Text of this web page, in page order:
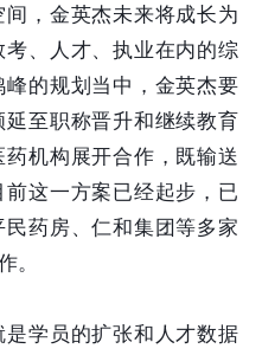
，金英杰未来将成长为
、人才、执业在内的综
的规划当中，金英杰要
至职称晋升和继续教育
机构展开合作，既输送
这一方案已经起步，已
药房、仁和集团等多家
。
学员的扩张和人才数据